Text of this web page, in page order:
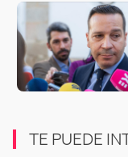
TE PUEDE